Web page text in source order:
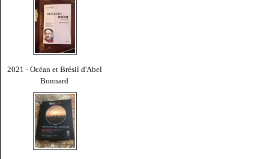
2021 - Océan et Brésil d'Abel
Bonnard